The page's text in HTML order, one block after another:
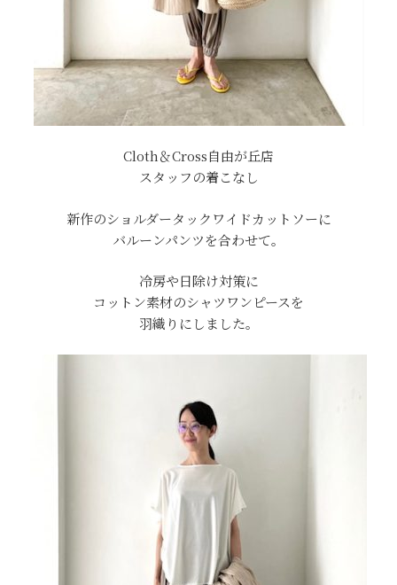
Cloth＆Cross自由が丘店
スタッフの着こなし
新作のショルダータックワイドカットソーに
バルーンパンツを合わせて。
冷房や日除け対策に
コットン素材のシャツワンピースを
羽織りにしました。